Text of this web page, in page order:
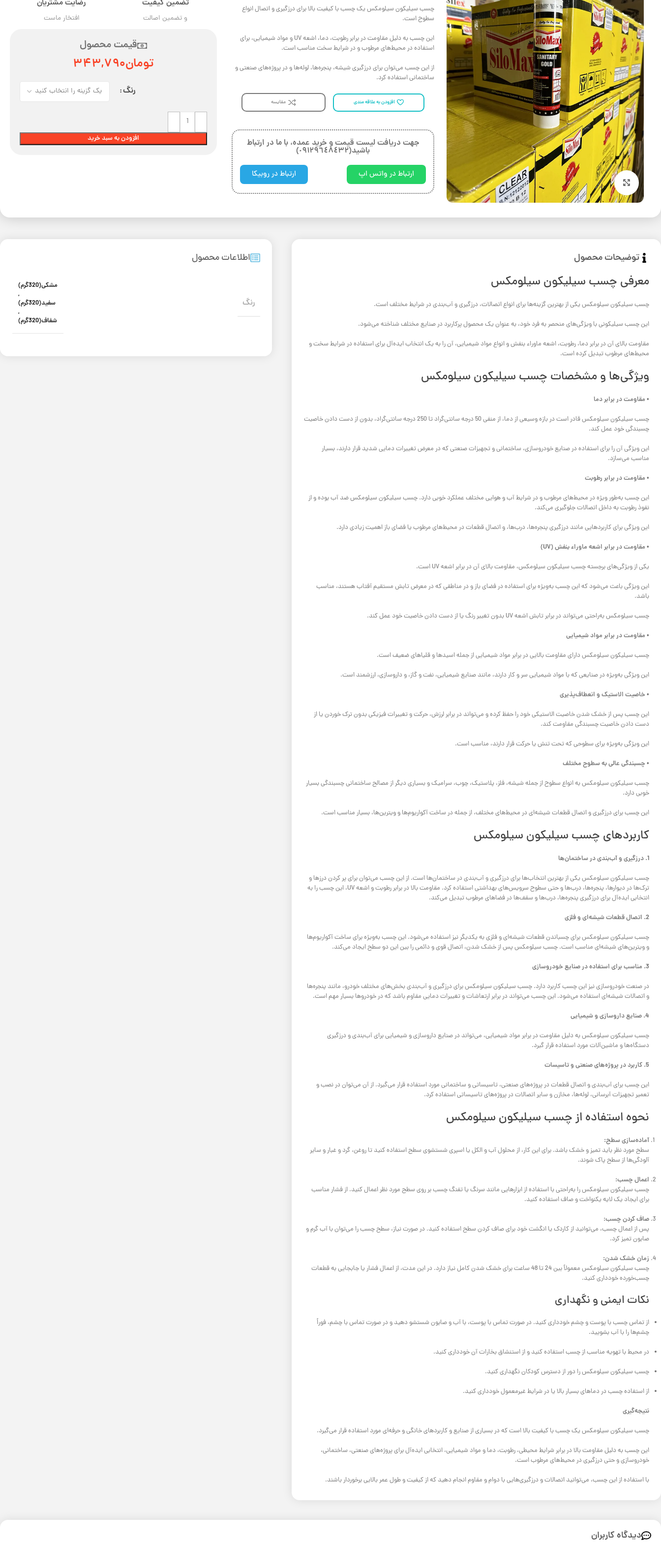
بزرگنمایی تصویر
چسب سیلیکون سیلومکس یک چسب با کیفیت بالا برای درزگیری و اتصال انواع
سطوح است.
این چسب به دلیل مقاومت در برابر رطوبت، دما، اشعه UV و مواد شیمیایی، برای
استفاده در محیط‌های مرطوب و در شرایط سخت مناسب است.
از این چسب می‌توان برای درزگیری شیشه، پنجره‌ها، لوله‌ها و در پروژه‌های صنعتی و
ساختمانی استفاده کرد.
افزودن به علاقه مندی مقایسه
جهت دريافت ليست قيمت و خريد عمده، با ما در ارتباط
باشيد(٠٩١٢٩٦٤٨٤٣٢)
ارتباط در واتس اپ ارتباط در روبیکا
تضمین کیفیت
و تضمین اصالت
رضایت مشتریان
افتخار ماست
قیمت محصول
تومان۳۴۳,۷۹۰
رنگ
افزودن به سبد خرید
توضیحات محصول
معرفی چسب سیلیکون سیلومکس
چسب سیلیکون سیلومکس یکی از بهترین گزینه‌ها برای انواع اتصالات، درزگیری و آب‌بندی در شرایط مختلف است.
این چسب سیلیکونی با ویژگی‌های منحصر به فرد خود، به عنوان یک محصول پرکاربرد در صنایع مختلف شناخته می‌شود.
مقاومت بالای آن در برابر دما، رطوبت، اشعه ماوراء بنفش و انواع مواد شیمیایی، آن را به یک انتخاب ایده‌آل برای استفاده در شرایط سخت و
محیط‌های مرطوب تبدیل کرده است.
ویژگی‌ها و مشخصات چسب سیلیکون سیلومکس
• مقاومت در برابر دما
چسب سیلیکون سیلومکس قادر است در بازه وسیعی از دما، از منفی 50 درجه سانتی‌گراد تا 250 درجه سانتی‌گراد، بدون از دست دادن خاصیت
چسبندگی خود عمل کند.
این ویژگی آن را برای استفاده در صنایع خودروسازی، ساختمانی و تجهیزات صنعتی که در معرض تغییرات دمایی شدید قرار دارند، بسیار
مناسب می‌سازد.
• مقاومت در برابر رطوبت
این چسب به‌طور ویژه در محیط‌های مرطوب و در شرایط آب و هوایی مختلف عملکرد خوبی دارد. چسب سیلیکون سیلومکس ضد آب بوده و از
نفوذ رطوبت به داخل اتصالات جلوگیری می‌کند.
این ویژگی برای کاربردهایی مانند درزگیری پنجره‌ها، درب‌ها، و اتصال قطعات در محیط‌های مرطوب یا فضای باز اهمیت زیادی دارد.
• مقاومت در برابر اشعه ماوراء بنفش (UV)
یکی از ویژگی‌های برجسته چسب سیلیکون سیلومکس، مقاومت بالای آن در برابر اشعه UV است.
این ویژگی باعث می‌شود که این چسب به‌ویژه برای استفاده در فضای باز و در مناطقی که در معرض تابش مستقیم آفتاب هستند، مناسب
باشد.
چسب سیلومکس به‌راحتی می‌تواند در برابر تابش اشعه UV بدون تغییر رنگ یا از دست دادن خاصیت خود عمل کند.
• مقاومت در برابر مواد شیمیایی
چسب سیلیکون سیلومکس دارای مقاومت بالایی در برابر مواد شیمیایی از جمله اسیدها و قلیاهای ضعیف است.
این ویژگی به‌ویژه در صنایعی که با مواد شیمیایی سر و کار دارند، مانند صنایع شیمیایی، نفت و گاز، و داروسازی، ارزشمند است.
• خاصیت الاستیک و انعطاف‌پذیری
این چسب پس از خشک شدن خاصیت الاستیکی خود را حفظ کرده و می‌تواند در برابر لرزش، حرکت و تغییرات فیزیکی بدون ترک خوردن یا از
دست دادن خاصیت چسبندگی مقاومت کند.
این ویژگی به‌ویژه برای سطوحی که تحت تنش یا حرکت قرار دارند، مناسب است.
• چسبندگی عالی به سطوح مختلف
چسب سیلیکون سیلومکس به انواع سطوح از جمله شیشه، فلز، پلاستیک، چوب، سرامیک و بسیاری دیگر از مصالح ساختمانی چسبندگی بسیار
خوبی دارد.
این چسب برای درزگیری و اتصال قطعات شیشه‌ای در محیط‌های مختلف، از جمله در ساخت آکواریوم‌ها و ویترین‌ها، بسیار مناسب است.
کاربردهای چسب سیلیکون سیلومکس
1. درزگیری و آب‌بندی در ساختمان‌ها
چسب سیلیکون سیلومکس یکی از بهترین انتخاب‌ها برای درزگیری و آب‌بندی در ساختمان‌ها است. از این چسب می‌توان برای پر کردن درزها و
ترک‌ها در دیوارها، پنجره‌ها، درب‌ها و حتی سطوح سرویس‌های بهداشتی استفاده کرد. مقاومت بالا در برابر رطوبت و اشعه UV، این چسب را به
انتخابی ایده‌آل برای درزگیری پنجره‌ها، درب‌ها و سقف‌ها در فضاهای مرطوب تبدیل می‌کند.
2. اتصال قطعات شیشه‌ای و فلزی
چسب سیلیکون سیلومکس برای چسباندن قطعات شیشه‌ای و فلزی به یکدیگر نیز استفاده می‌شود. این چسب به‌ویژه برای ساخت آکواریوم‌ها
و ویترین‌های شیشه‌ای مناسب است. چسب سیلومکس پس از خشک شدن، اتصال قوی و دائمی را بین این دو سطح ایجاد می‌کند.
3. مناسب برای استفاده در صنایع خودروسازی
در صنعت خودروسازی نیز این چسب کاربرد دارد. چسب سیلیکون سیلومکس برای درزگیری و آب‌بندی بخش‌های مختلف خودرو، مانند پنجره‌ها
و اتصالات شیشه‌ای استفاده می‌شود. این چسب می‌تواند در برابر ارتعاشات و تغییرات دمایی مقاوم باشد که در خودروها بسیار مهم است.
4. صنایع داروسازی و شیمیایی
چسب سیلیکون سیلومکس به دلیل مقاومت در برابر مواد شیمیایی، می‌تواند در صنایع داروسازی و شیمیایی برای آب‌بندی و درزگیری
دستگاه‌ها و ماشین‌آلات مورد استفاده قرار گیرد.
5. کاربرد در پروژه‌های صنعتی و تاسیسات
این چسب برای آب‌بندی و اتصال قطعات در پروژه‌های صنعتی، تاسیساتی و ساختمانی مورد استفاده قرار می‌گیرد. از آن می‌توان در نصب و
تعمیر تجهیزات آبرسانی، لوله‌ها، مخازن و سایر اتصالات در پروژه‌های تاسیساتی استفاده کرد.
نحوه استفاده از چسب سیلیکون سیلومکس
آماده‌سازی سطح:
سطح مورد نظر باید تمیز و خشک باشد. برای این کار، از محلول آب و الکل یا اسپری شستشوی سطح استفاده کنید تا روغن، گرد و غبار و سایر
آلودگی‌ها از سطح پاک شوند.
اعمال چسب:
چسب سیلیکون سیلومکس را به‌راحتی با استفاده از ابزارهایی مانند سرنگ یا تفنگ چسب بر روی سطح مورد نظر اعمال کنید. از فشار مناسب
برای ایجاد یک لایه یکنواخت و صاف استفاده کنید.
صاف کردن چسب:
پس از اعمال چسب، می‌توانید از کاردک یا انگشت خود برای صاف کردن سطح استفاده کنید. در صورت نیاز، سطح چسب را می‌توان با آب گرم و
صابون تمیز کرد.
زمان خشک شدن:
چسب سیلیکون سیلومکس معمولاً بین 24 تا 48 ساعت برای خشک شدن کامل نیاز دارد. در این مدت، از اعمال فشار یا جابجایی به قطعات
چسب‌خورده خودداری کنید.
نکات ایمنی و نگهداری
از تماس چسب با پوست و چشم خودداری کنید. در صورت تماس با پوست، با آب و صابون شستشو دهید و در صورت تماس با چشم، فوراً
چشم‌ها را با آب بشویید.
در محیط با تهویه مناسب از چسب استفاده کنید و از استنشاق بخارات آن خودداری کنید.
چسب سیلیکون سیلومکس را دور از دسترس کودکان نگهداری کنید.
از استفاده چسب در دماهای بسیار بالا یا در شرایط غیرمعمول خودداری کنید.
نتیجه‌گیری
چسب سیلیکون سیلومکس یک چسب با کیفیت بالا است که در بسیاری از صنایع و کاربردهای خانگی و حرفه‌ای مورد استفاده قرار می‌گیرد.
این چسب به دلیل مقاومت بالا در برابر شرایط محیطی، رطوبت، دما و مواد شیمیایی، انتخابی ایده‌آل برای پروژه‌های صنعتی، ساختمانی،
خودروسازی و حتی درزگیری در محیط‌های مرطوب است.
با استفاده از این چسب، می‌توانید اتصالات و درزگیری‌هایی با دوام و مقاوم انجام دهید که از کیفیت و طول عمر بالایی برخوردار باشند.
اطلاعات محصول
رنگ
مشکی(320گرم)
,
سفید(320گرم)
,
شفاف(320گرم)
دیدگاه کاربران